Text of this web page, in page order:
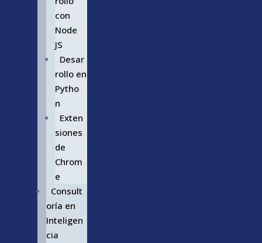
con
Node
JS
Desar
rollo en
Pytho
n
Exten
siones
de
Chrom
e
Consult
oría en
Inteligen
cia